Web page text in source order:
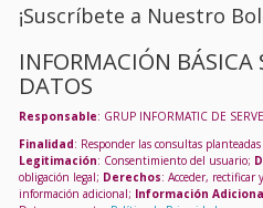
¡Suscríbete a Nuestro
INFORMACIÓN BÁSICA
DATOS
Responsable: GRUP INFORMATIC DE
Finalidad: Responder las consultas
Legitimación: Consentimiento del usuario;
obligación legal; Derechos: Acceder, rectificar
información adicional; Información